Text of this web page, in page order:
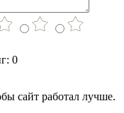
0
сайт работал лучше.